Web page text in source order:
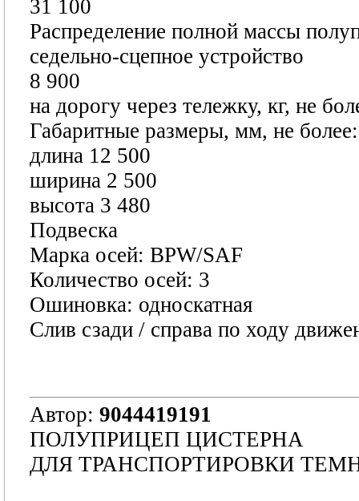
31 100
Распределение полной массы
седельно-сцепное устройство
8 900
на дорогу через тележку, кг, не
Габаритные размеры, мм, не более:
длина 12 500
ширина 2 500
высота 3 480
Подвеска
Марка осей: BPW/SAF
Количество осей: 3
Ошиновка: односкатная
Слив сзади / справа по ходу
Автор: 9044419191
ПОЛУПРИЦЕП ЦИСТЕРНА
ДЛЯ ТРАНСПОРТИРОВКИ